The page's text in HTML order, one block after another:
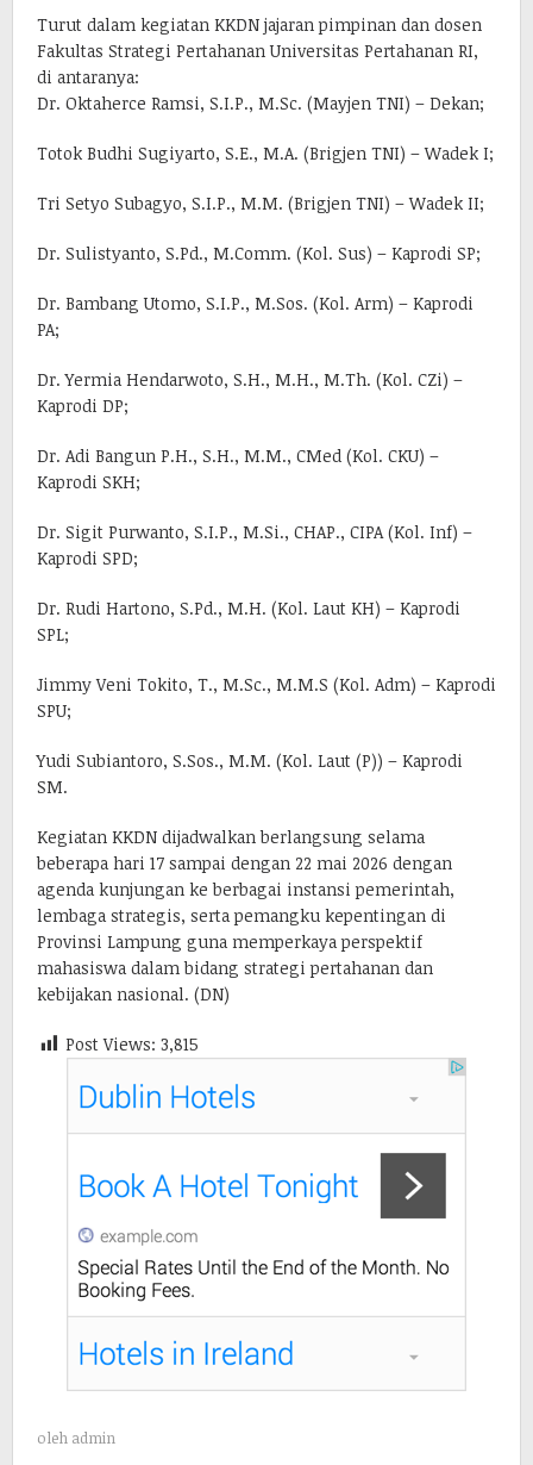
Turut dalam kegiatan KKDN jajaran pimpinan dan dosen
Fakultas Strategi Pertahanan Universitas Pertahanan RI,
di antaranya:
Dr. Oktaherce Ramsi, S.I.P., M.Sc. (Mayjen TNI) – Dekan;
Totok Budhi Sugiyarto, S.E., M.A. (Brigjen TNI) – Wadek I;
Tri Setyo Subagyo, S.I.P., M.M. (Brigjen TNI) – Wadek II;
Dr. Sulistyanto, S.Pd., M.Comm. (Kol. Sus) – Kaprodi SP;
Dr. Bambang Utomo, S.I.P., M.Sos. (Kol. Arm) – Kaprodi
PA;
Dr. Yermia Hendarwoto, S.H., M.H., M.Th. (Kol. CZi) –
Kaprodi DP;
Dr. Adi Bangun P.H., S.H., M.M., CMed (Kol. CKU) –
Kaprodi SKH;
Dr. Sigit Purwanto, S.I.P., M.Si., CHAP., CIPA (Kol. Inf) –
Kaprodi SPD;
Dr. Rudi Hartono, S.Pd., M.H. (Kol. Laut KH) – Kaprodi
SPL;
Jimmy Veni Tokito, T., M.Sc., M.M.S (Kol. Adm) – Kaprodi
SPU;
Yudi Subiantoro, S.Sos., M.M. (Kol. Laut (P)) – Kaprodi
SM.
Kegiatan KKDN dijadwalkan berlangsung selama
beberapa hari 17 sampai dengan 22 mai 2026 dengan
agenda kunjungan ke berbagai instansi pemerintah,
lembaga strategis, serta pemangku kepentingan di
Provinsi Lampung guna memperkaya perspektif
mahasiswa dalam bidang strategi pertahanan dan
kebijakan nasional. (DN)
Post Views: 3,815
oleh admin